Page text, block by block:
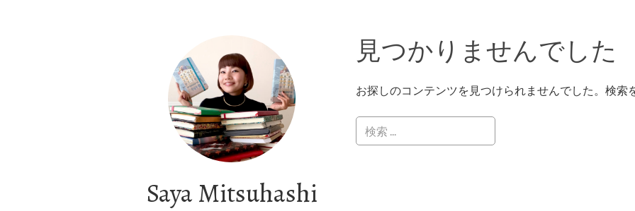
Saya Mitsuhashi
見つかりませんでした
お探しのコンテンツを見つけられませんでした。検索